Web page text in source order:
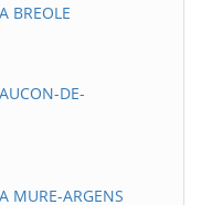
BREOLE
DE-
ARGENS